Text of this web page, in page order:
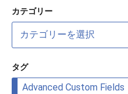
カテゴリー
カ
ゴ
リ
ー
タグ
Advanced Custom Fields